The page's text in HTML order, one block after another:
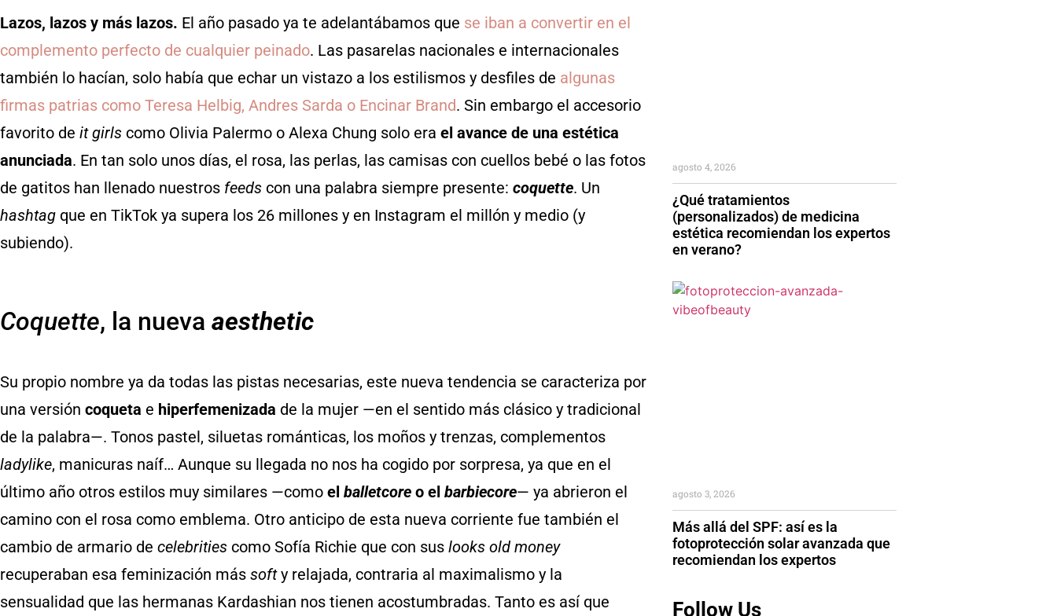
Lazos, lazos y más lazos. El año pasado ya te adelantábamos que se iban a convertir en el
complemento perfecto de cualquier peinado. Las pasarelas nacionales e internacionales
también lo hacían, solo había que echar un vistazo a los estilismos y desfiles de algunas
firmas patrias como Teresa Helbig, Andres Sarda o Encinar Brand. Sin embargo el accesorio
favorito de it girls como Olivia Palermo o Alexa Chung solo era el avance de una estética
anunciada. En tan solo unos días, el rosa, las perlas, las camisas con cuellos bebé o las fotos
de gatitos han llenado nuestros feeds con una palabra siempre presente: coquette. Un
hashtag que en TikTok ya supera los 26 millones y en Instagram el millón y medio (y
subiendo).
Coquette, la nueva aesthetic
Su propio nombre ya da todas las pistas necesarias, este nueva tendencia se caracteriza por
una versión coqueta e hiperfemenizada de la mujer —en el sentido más clásico y tradicional
de la palabra—. Tonos pastel, siluetas románticas, los moños y trenzas, complementos
ladylike, manicuras naíf… Aunque su llegada no nos ha cogido por sorpresa, ya que en el
último año otros estilos muy similares —como el balletcore o el barbiecore— ya abrieron el
camino con el rosa como emblema. Otro anticipo de esta nueva corriente fue también el
cambio de armario de celebrities como Sofía Richie que con sus looks old money
recuperaban esa feminización más softy relajada, contraria al maximalismo y la
sensualidad que las hermanas Kardashian nos tienen acostumbradas. Tanto es así que
¿Qué tratamientos
(personalizados) de medicina
estética recomiendan los expertos
en verano?
agosto 4, 2026
Más allá del SPF: así es la
fotoprotección solar avanzada que
recomiendan los expertos
agosto 3, 2026
Follow Us